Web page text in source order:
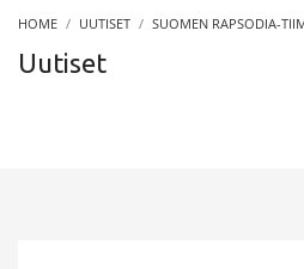
HOME UUTISET SUOMEN RAPSODIA-
Uutiset